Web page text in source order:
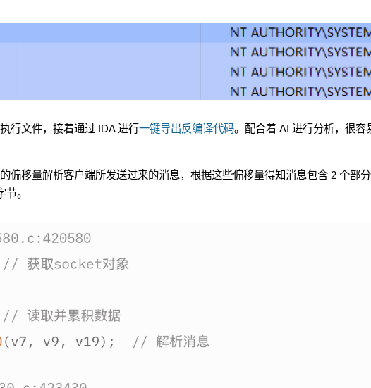
行文件，接着通过 IDA 进行一键导出反编译代码。配合着 AI 进行分析，很容
偏移量解析客户端所发送过来的消息，根据这些偏移量得知消息包含 2 个部
。